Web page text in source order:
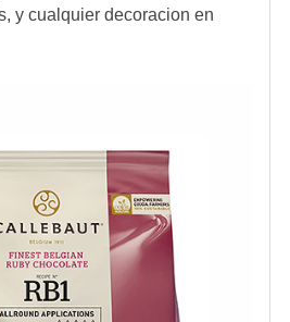
y cualquier decoracion en